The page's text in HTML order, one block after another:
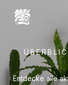
Inhalt
Entdecke alle